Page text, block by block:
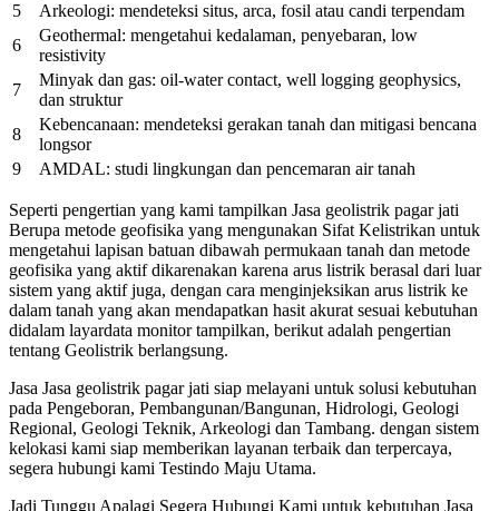
5
Arkeologi: mendeteksi situs, arca, fosil atau candi terpendam
6
Geothermal: mengetahui kedalaman, penyebaran, low
resistivity
7
Minyak dan gas: oil-water contact, well logging geophysics,
dan struktur
8
Kebencanaan: mendeteksi gerakan tanah dan mitigasi bencana
longsor
9
AMDAL: studi lingkungan dan pencemaran air tanah
Seperti pengertian yang kami tampilkan Jasa geolistrik pagar jati
Berupa metode geofisika yang mengunakan Sifat Kelistrikan untuk
mengetahui lapisan batuan dibawah permukaan tanah dan metode
geofisika yang aktif dikarenakan karena arus listrik berasal dari luar
sistem yang aktif juga, dengan cara menginjeksikan arus listrik ke
dalam tanah yang akan mendapatkan hasit akurat sesuai kebutuhan
didalam layardata monitor tampilkan, berikut adalah pengertian
tentang Geolistrik berlangsung.
Jasa Jasa geolistrik pagar jati siap melayani untuk solusi kebutuhan
pada Pengeboran, Pembangunan/Bangunan, Hidrologi, Geologi
Regional, Geologi Teknik, Arkeologi dan Tambang. dengan sistem
kelokasi kami siap memberikan layanan terbaik dan terpercaya,
segera hubungi kami Testindo Maju Utama.
Jadi Tunggu Apalagi Segera Hubungi Kami untuk kebutuhan Jasa